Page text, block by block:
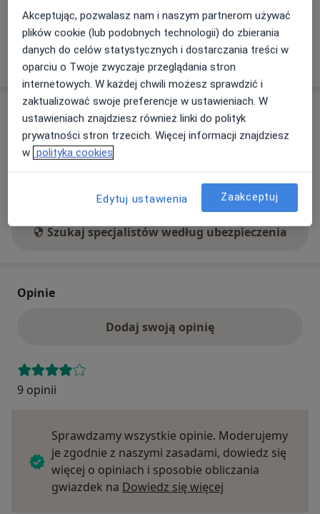
Pokaż więcej
o adresie
Ubezpieczenia - brak akceptowanych
Ten specjalista przyjmuje wyłącznie pacjentów
prywatnych. Możesz opłacić wizytę samodzielnie lub
Szukaj specjalistów według ubezpieczenia
Opinie
Dodaj swoją opinię
9 opinii
Sprawdzamy wszystkie opinie. Moderujemy
je zgodnie z naszymi zasadami, dowiedz się
więcej o opiniach i sposobie obliczania
gwiazdek na Dowiedz się więcej
Akceptując, pozwalasz nam i naszym partnerom używać
plików cookie (lub podobnych technologii) do zbierania
danych do celów statystycznych i dostarczania treści w
oparciu o Twoje zwyczaje przeglądania stron
internetowych. W każdej chwili możesz sprawdzić i
zaktualizować swoje preferencje w ustawieniach. W
ustawieniach znajdziesz również linki do polityk
prywatności stron trzecich. Więcej informacji znajdziesz
w polityka cookies
Edytuj ustawienia Zaakceptuj